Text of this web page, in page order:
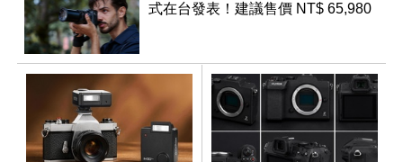
式在台發表！建議售價 NT$ 65,980